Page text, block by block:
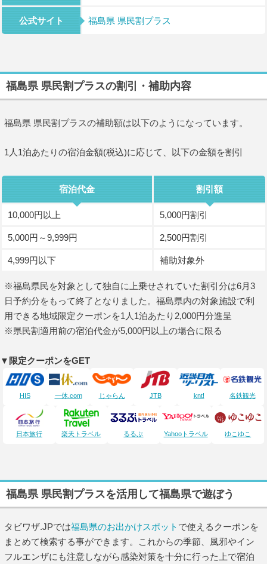
公式サイト 福島県 県民割プラス
福島県 県民割プラスの割引・補助内容
福島県 県民割プラスの補助額は以下のようになっています。
1人1泊あたりの宿泊金額(税込)に応じて、以下の金額を割引
宿泊代金 割引額
10,000円以上 5,000円割引
5,000円～9,999円 2,500円割引
4,999円以下 補助対象外
※福島県民を対象として独自に上乗せされていた割引分は6月3
日予約分をもって終了となりました。福島県内の対象施設で利
用できる地域限定クーポンを1人1泊あたり2,000円分進呈
※県民割適用前の宿泊代金が5,000円以上の場合に限る
▼限定クーポンをGET
HIS 一休.com じゃらん JTB knt! 名鉄観光
日本旅行 楽天トラベル るるぶ Yahooトラベル ゆこゆこ
福島県 県民割プラスを活用して福島県で遊ぼう
タビワザ.JPでは福島県のお出かけスポット で使えるクーポンを
まとめて検索する事ができます。これからの季節、風邪やイン
フルエンザにも注意しながら感染対策を十分に行った上で宿泊